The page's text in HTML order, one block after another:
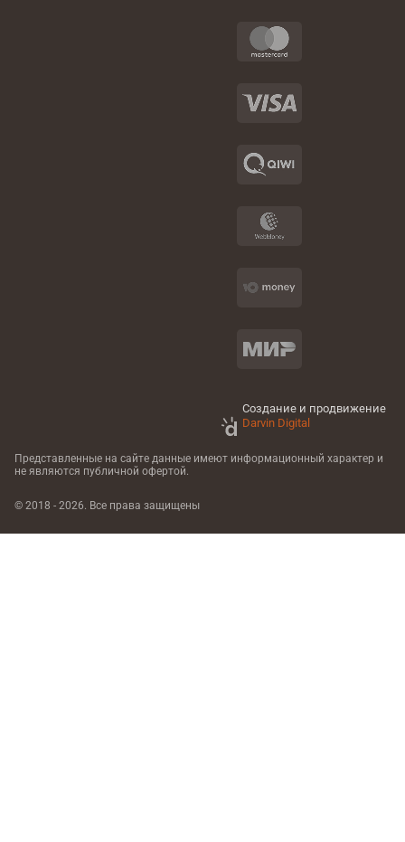
Создание и продвижение
Darvin Digital
Представленные на сайте данные имеют информационный характер и
не являются публичной офертой.
© 2018 - 2026. Все права защищены